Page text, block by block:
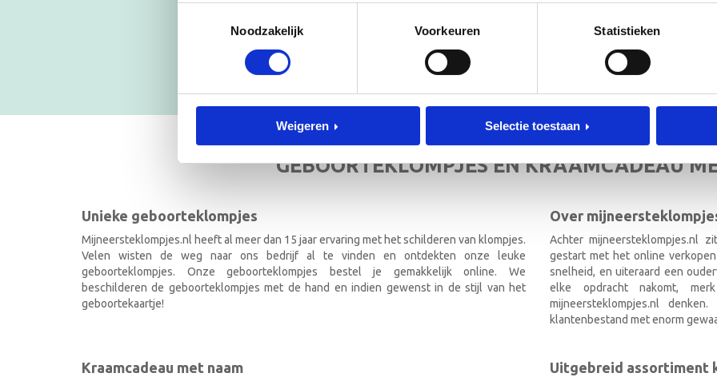
Noodzakelijk
Voorkeuren Statistieken
Weigeren Selectie toestaan
NIEUWSBRIEF
GEBOORTEKLOMPJES EN KRAAMCADEAU
Unieke geboorteklompjes
Mijneersteklompjes.nl heeft al meer dan 15 jaar ervaring met het schilderen van klompjes.
Velen wisten de weg naar ons bedrijf al te vinden en ontdekten onze leuke
geboorteklompjes. Onze geboorteklompjes bestel je gemakkelijk online. We
beschilderen de geboorteklompjes met de hand en indien gewenst in de stijl van het
geboortekaartje!
Over
Achter mijneersteklompjes.nl
gestart met het online
snelheid, en uiteraard een
elke opdracht nakomt,
mijneersteklompjes.nl
klantenbestand met enorm
Kraamcadeau met naam Uitgebreid assortiment